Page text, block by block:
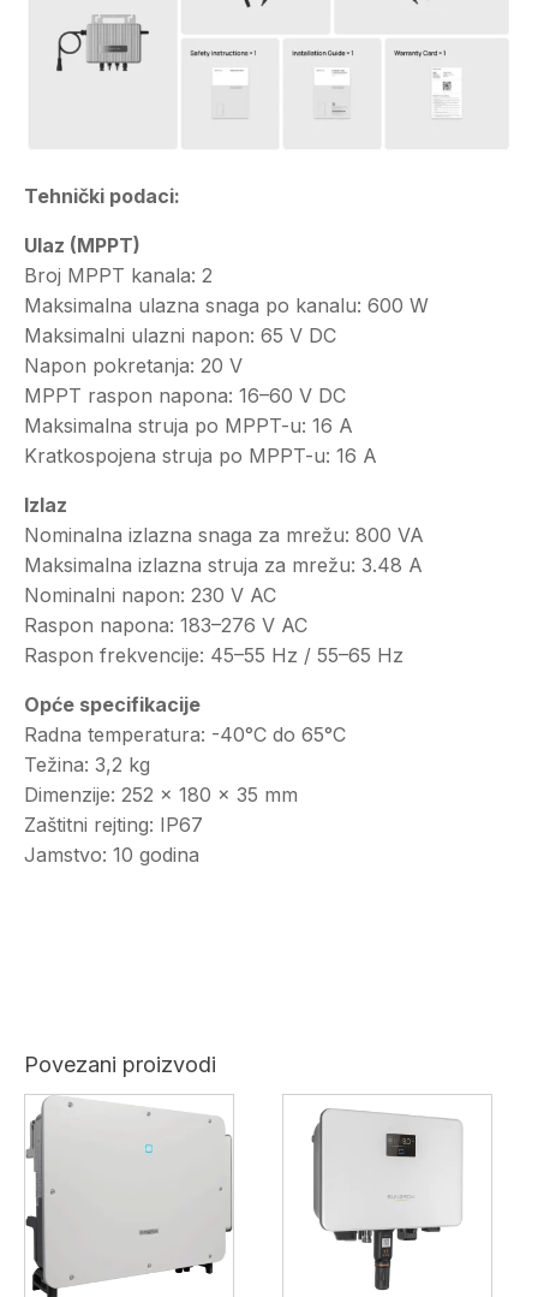
Tehnički podaci:
Ulaz (MPPT)
Broj MPPT kanala: 2
Maksimalna ulazna snaga po kanalu: 600 W
Maksimalni ulazni napon: 65 V DC
Napon pokretanja: 20 V
MPPT raspon napona: 16–60 V DC
Maksimalna struja po MPPT-u: 16 A
Kratkospojena struja po MPPT-u: 16 A
Izlaz
Nominalna izlazna snaga za mrežu: 800 VA
Maksimalna izlazna struja za mrežu: 3.48 A
Nominalni napon: 230 V AC
Raspon napona: 183–276 V AC
Raspon frekvencije: 45–55 Hz / 55–65 Hz
Opće specifikacije
Radna temperatura: -40°C do 65°C
Težina: 3,2 kg
Dimenzije: 252 × 180 × 35 mm
Zaštitni rejting: IP67
Jamstvo: 10 godina
Povezani proizvodi